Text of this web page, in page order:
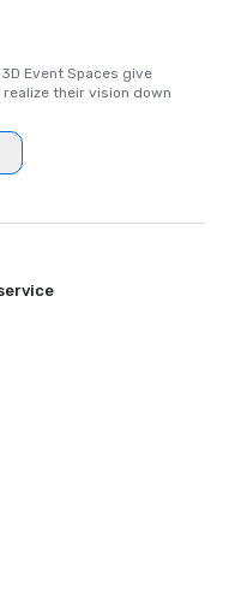
im
Meetings Group,
Event Spaces give
their vision down